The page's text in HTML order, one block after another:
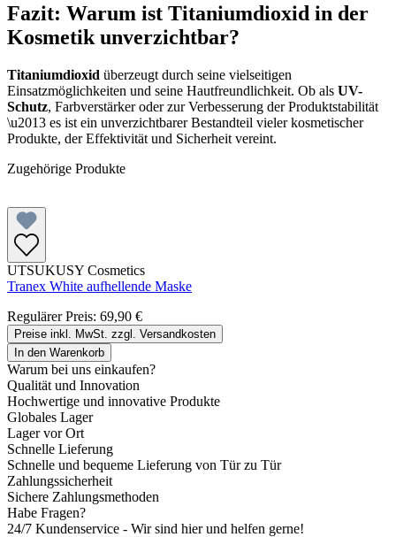
Fazit: Warum ist Titaniumdioxid in der
Kosmetik unverzichtbar?
Titaniumdioxid überzeugt durch seine vielseitigen
Einsatzmöglichkeiten und seine Hautfreundlichkeit. Ob als UV-
Schutz, Farbverstärker oder zur Verbesserung der Produktstabilität
\u2013 es ist ein unverzichtbarer Bestandteil vieler kosmetischer
Produkte, der Effektivität und Sicherheit vereint.
Zugehörige Produkte
UTSUKUSY Cosmetics
Tranex White aufhellende Maske
Regulärer Preis: 69,90 €
Preise inkl. MwSt. zzgl. Versandkosten
In den Warenkorb
Warum bei uns einkaufen?
Qualität und Innovation
Hochwertige und innovative Produkte
Globales Lager
Lager vor Ort
Schnelle Lieferung
Schnelle und bequeme Lieferung von Tür zu Tür
Zahlungssicherheit
Sichere Zahlungsmethoden
Habe Fragen?
24/7 Kundenservice - Wir sind hier und helfen gerne!